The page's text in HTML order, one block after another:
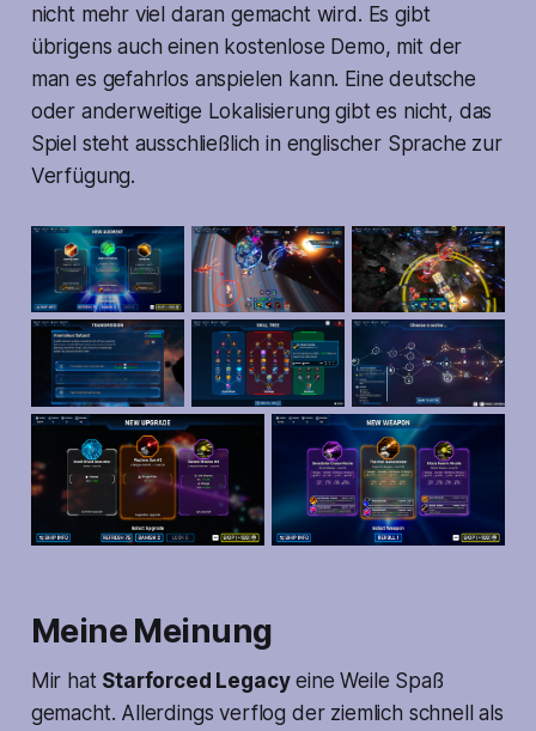
nicht mehr viel daran gemacht wird. Es gibt
übrigens auch einen kostenlose Demo, mit der
man es gefahrlos anspielen kann. Eine deutsche
oder anderweitige Lokalisierung gibt es nicht, das
Spiel steht ausschließlich in englischer Sprache zur
Verfügung.
Meine Meinung
Mir hat Starforced Legacyeine Weile Spaß
gemacht. Allerdings verflog der ziemlich schnell als